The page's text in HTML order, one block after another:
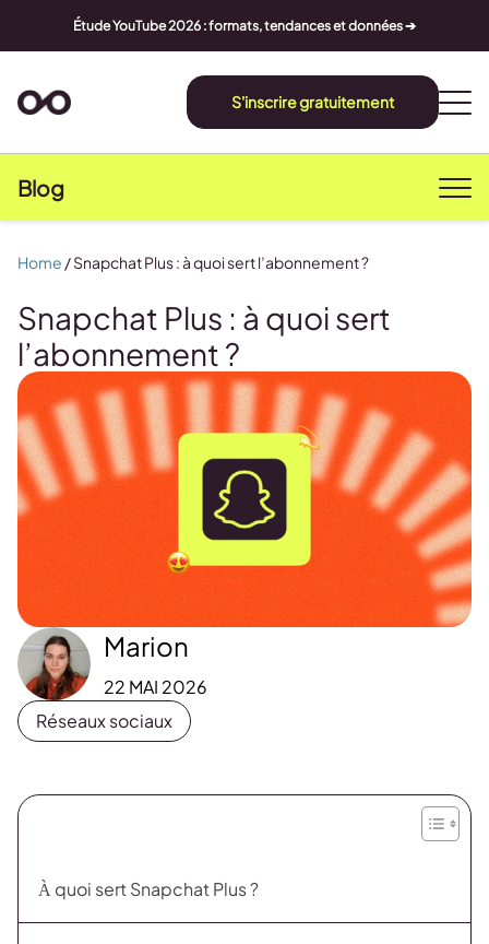
Étude YouTube 2026 : formats, tendances et données ➔
S'inscrire gratuitement
Blog
Snapchat Plus : à quoi sert
l’abonnement ?
Marion
22 MAI 2026
Réseaux sociaux
Home /Snapchat Plus : à quoi sert l’abonnement ?
À quoi sert Snapchat Plus ?